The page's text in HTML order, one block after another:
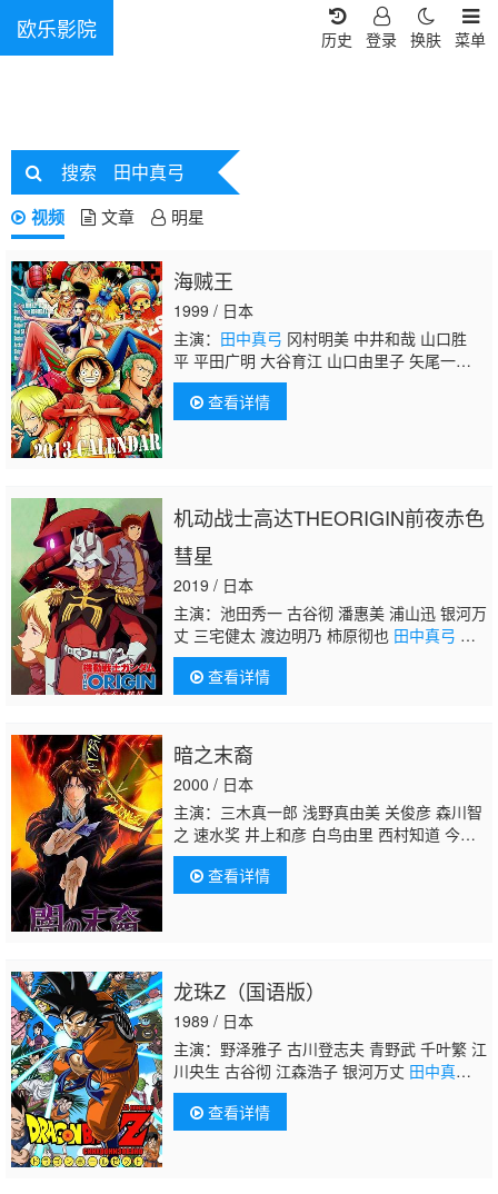
欧乐影院 菜单
换肤
登录
历史
搜索 田中真弓
视频 文章 明星
海贼王
1999 / 日本
主演： 田中真弓 冈村明美 中井和哉 山口胜
平 平田广明 大谷育江 山口由里子 矢尾一
树 长岛雄一 池田秀一 古川登志夫 古谷彻 大
塚周夫 津嘉山正种 草尾毅 大场真人 宝龟克
寿 园部启一 柴田秀胜 中博史 阪口大助 竹内
上尤加奈 林原惠美 水树奈奈 园崎未惠 西原久
谷浩史 浪川大辅 森久保祥太郎 石田彰 高木
涉 桧山修之 子安武人
查看详情
机动战士高达THEORIGIN前夜赤色
彗星
2019 / 日本
主演：池田秀一 古谷彻 潘惠美 浦山迅 银河万
丈 三宅健太 渡边明乃 柿原彻也 田中真弓 新
井里美 藤村步 喜山茂雄 泽城美雪 古川登志
夫 福圆美里 早见沙织 大塚明夫 茶风林 津田
英三 恒松步 关俊彦 山崎巧
查看详情
暗之末裔
2000 / 日本
主演：三木真一郎 浅野真由美 关俊彦 森川智
之 速水奖 井上和彦 白鸟由里 西村知道 今井
由香 胜生真沙子 高山南 川上伦子 泽木郁
也 丰岛真千子 佐久间红美 水田山葵 麦人 高
木涉 保村真 冰上恭子
查看详情
龙珠Z（国语版）
1989 / 日本
主演：野泽雅子 古川登志夫 青野武 千叶繁 江
川央生 古谷彻 江森浩子 银河万丈 田中真
弓鹤广美 堀川亮 饭冢昭三 庄真由美 渡边菜
生子查看详情